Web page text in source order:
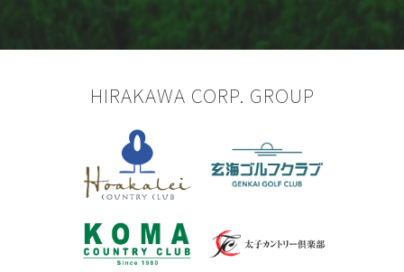
HIRAKAWA CORP. GROUP